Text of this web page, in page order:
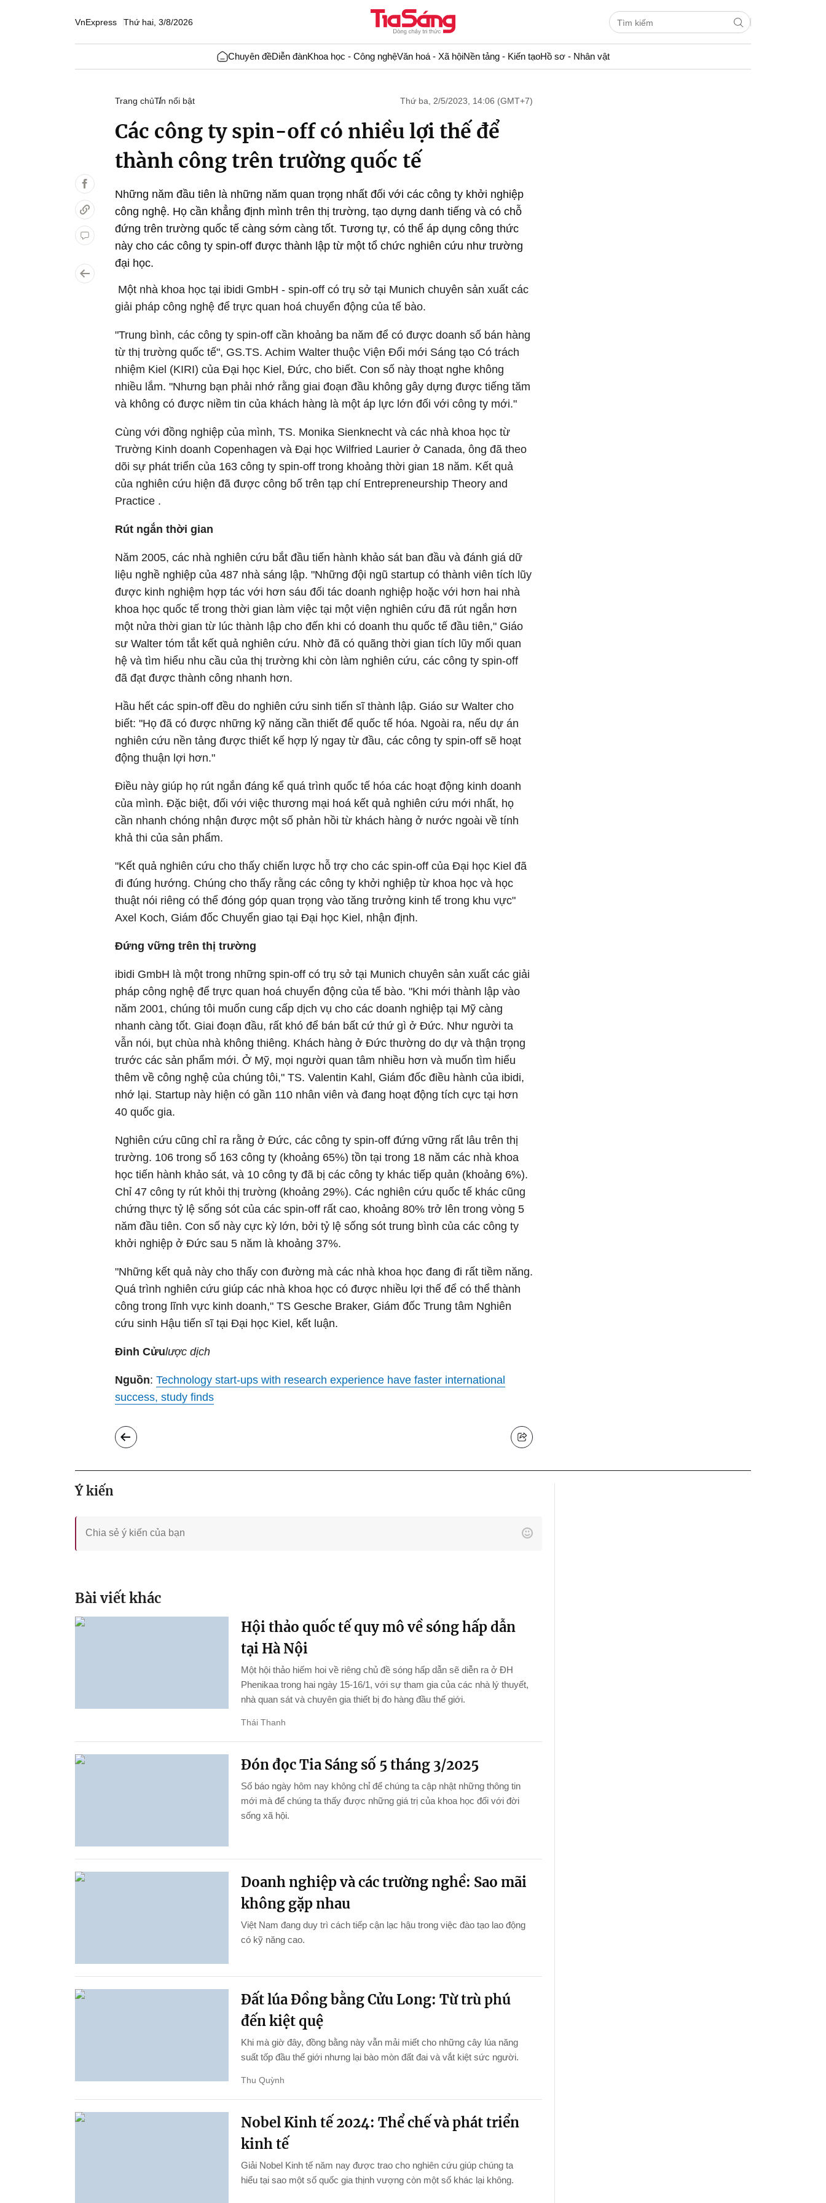
VnExpress Thứ hai, 3/8/2026
Chuyên đềDiễn đànKhoa học - Công nghệVăn hoá - Xã hộiNền tảng - Kiến tạoHồ sơ - Nhân vật
Trang chủTin nổi bật Thứ ba, 2/5/2023, 14:06 (GMT+7)
Các công ty spin-off có nhiều lợi thế để
thành công trên trường quốc tế
Những năm đầu tiên là những năm quan trọng nhất đối với các công ty khởi nghiệp
công nghệ. Họ cần khẳng định mình trên thị trường, tạo dựng danh tiếng và có chỗ
đứng trên trường quốc tế càng sớm càng tốt. Tương tự, có thể áp dụng công thức
này cho các công ty spin-off được thành lập từ một tổ chức nghiên cứu như trường
đại học.
Một nhà khoa học tại ibidi GmbH - spin-off có trụ sở tại Munich chuyên sản xuất các
giải pháp công nghệ để trực quan hoá chuyển động của tế bào.
"Trung bình, các công ty spin-off cần khoảng ba năm để có được doanh số bán hàng
từ thị trường quốc tế", GS.TS. Achim Walter thuộc Viện Đổi mới Sáng tạo Có trách
nhiệm Kiel (KIRI) của Đại học Kiel, Đức, cho biết. Con số này thoạt nghe không
nhiều lắm. "Nhưng bạn phải nhớ rằng giai đoạn đầu không gây dựng được tiếng tăm
và không có được niềm tin của khách hàng là một áp lực lớn đối với công ty mới."
Cùng với đồng nghiệp của mình, TS. Monika Sienknecht và các nhà khoa học từ
Trường Kinh doanh Copenhagen và Đại học Wilfried Laurier ở Canada, ông đã theo
dõi sự phát triển của 163 công ty spin-off trong khoảng thời gian 18 năm. Kết quả
của nghiên cứu hiện đã được công bố trên tạp chí Entrepreneurship Theory and
Practice .
Rút ngắn thời gian
Năm 2005, các nhà nghiên cứu bắt đầu tiến hành khảo sát ban đầu và đánh giá dữ
liệu nghề nghiệp của 487 nhà sáng lập. "Những đội ngũ startup có thành viên tích lũy
được kinh nghiệm hợp tác với hơn sáu đối tác doanh nghiệp hoặc với hơn hai nhà
khoa học quốc tế trong thời gian làm việc tại một viện nghiên cứu đã rút ngắn hơn
một nửa thời gian từ lúc thành lập cho đến khi có doanh thu quốc tế đầu tiên," Giáo
sư Walter tóm tắt kết quả nghiên cứu. Nhờ đã có quãng thời gian tích lũy mối quan
hệ và tìm hiểu nhu cầu của thị trường khi còn làm nghiên cứu, các công ty spin-off
đã đạt được thành công nhanh hơn.
Hầu hết các spin-off đều do nghiên cứu sinh tiến sĩ thành lập. Giáo sư Walter cho
biết: "Họ đã có được những kỹ năng cần thiết để quốc tế hóa. Ngoài ra, nếu dự án
nghiên cứu nền tảng được thiết kế hợp lý ngay từ đầu, các công ty spin-off sẽ hoạt
động thuận lợi hơn."
Điều này giúp họ rút ngắn đáng kể quá trình quốc tế hóa các hoạt động kinh doanh
của mình. Đặc biệt, đối với việc thương mại hoá kết quả nghiên cứu mới nhất, họ
cần nhanh chóng nhận được một số phản hồi từ khách hàng ở nước ngoài về tính
khả thi của sản phẩm.
"Kết quả nghiên cứu cho thấy chiến lược hỗ trợ cho các spin-off của Đại học Kiel đã
đi đúng hướng. Chúng cho thấy rằng các công ty khởi nghiệp từ khoa học và học
thuật nói riêng có thể đóng góp quan trọng vào tăng trưởng kinh tế trong khu vực"
Axel Koch, Giám đốc Chuyển giao tại Đại học Kiel, nhận định.
Đứng vững trên thị trường
ibidi GmbH là một trong những spin-off có trụ sở tại Munich chuyên sản xuất các giải
pháp công nghệ để trực quan hoá chuyển động của tế bào. "Khi mới thành lập vào
năm 2001, chúng tôi muốn cung cấp dịch vụ cho các doanh nghiệp tại Mỹ càng
nhanh càng tốt. Giai đoạn đầu, rất khó để bán bất cứ thứ gì ở Đức. Như người ta
vẫn nói, bụt chùa nhà không thiêng. Khách hàng ở Đức thường do dự và thận trọng
trước các sản phẩm mới. Ở Mỹ, mọi người quan tâm nhiều hơn và muốn tìm hiểu
thêm về công nghệ của chúng tôi," TS. Valentin Kahl, Giám đốc điều hành của ibidi,
nhớ lại. Startup này hiện có gần 110 nhân viên và đang hoạt động tích cực tại hơn
40 quốc gia.
Nghiên cứu cũng chỉ ra rằng ở Đức, các công ty spin-off đứng vững rất lâu trên thị
trường. 106 trong số 163 công ty (khoảng 65%) tồn tại trong 18 năm các nhà khoa
học tiến hành khảo sát, và 10 công ty đã bị các công ty khác tiếp quản (khoảng 6%).
Chỉ 47 công ty rút khỏi thị trường (khoảng 29%). Các nghiên cứu quốc tế khác cũng
chứng thực tỷ lệ sống sót của các spin-off rất cao, khoảng 80% trở lên trong vòng 5
năm đầu tiên. Con số này cực kỳ lớn, bởi tỷ lệ sống sót trung bình của các công ty
khởi nghiệp ở Đức sau 5 năm là khoảng 37%.
"Những kết quả này cho thấy con đường mà các nhà khoa học đang đi rất tiềm năng.
Quá trình nghiên cứu giúp các nhà khoa học có được nhiều lợi thế để có thể thành
công trong lĩnh vực kinh doanh," TS Gesche Braker, Giám đốc Trung tâm Nghiên
cứu sinh Hậu tiến sĩ tại Đại học Kiel, kết luận.
Đinh Cửulược dịch
Nguồn: Technology start-ups with research experience have faster international
success, study finds
Ý kiến
Bài viết khác
Hội thảo quốc tế quy mô về sóng hấp dẫn
tại Hà Nội
Một hội thảo hiếm hoi về riêng chủ đề sóng hấp dẫn sẽ diễn ra ở ĐH
Phenikaa trong hai ngày 15-16/1, với sự tham gia của các nhà lý thuyết,
nhà quan sát và chuyên gia thiết bị đo hàng đầu thế giới.
Thái Thanh
Đón đọc Tia Sáng số 5 tháng 3/2025
Số báo ngày hôm nay không chỉ để chúng ta cập nhật những thông tin
mới mà để chúng ta thấy được những giá trị của khoa học đối với đời
sống xã hội.
Doanh nghiệp và các trường nghề: Sao mãi
không gặp nhau
Việt Nam đang duy trì cách tiếp cận lạc hậu trong việc đào tạo lao động
có kỹ năng cao.
Đất lúa Đồng bằng Cửu Long: Từ trù phú
đến kiệt quệ
Khi mà giờ đây, đồng bằng này vẫn mải miết cho những cây lúa năng
suất tốp đầu thế giới nhưng lại bào mòn đất đai và vắt kiệt sức người.
Thu Quỳnh
Nobel Kinh tế 2024: Thể chế và phát triển
kinh tế
Giải Nobel Kinh tế năm nay được trao cho nghiên cứu giúp chúng ta
hiểu tại sao một số quốc gia thịnh vượng còn một số khác lại không.